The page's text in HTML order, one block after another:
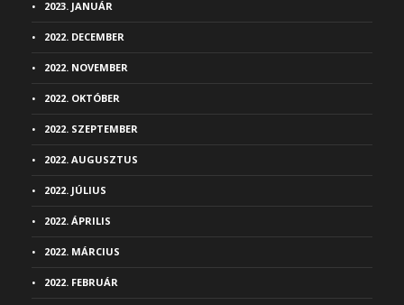
2023. JANUÁR
2022. DECEMBER
2022. NOVEMBER
2022. OKTÓBER
2022. SZEPTEMBER
2022. AUGUSZTUS
2022. JÚLIUS
2022. ÁPRILIS
2022. MÁRCIUS
2022. FEBRUÁR